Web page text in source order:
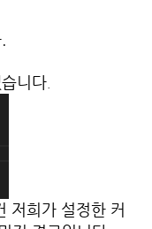
니다
저희가 설정한 커